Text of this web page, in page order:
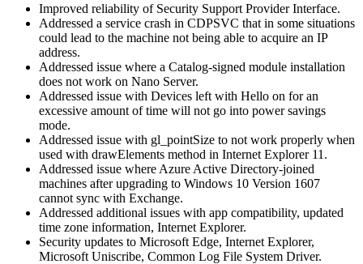
Improved reliability of Security Support Provider Interface.
Addressed a service crash in CDPSVC that in some situations
could lead to the machine not being able to acquire an IP
address.
Addressed issue where a Catalog-signed module installation
does not work on Nano Server.
Addressed issue with Devices left with Hello on for an
excessive amount of time will not go into power savings
mode.
Addressed issue with gl_pointSize to not work properly when
used with drawElements method in Internet Explorer 11.
Addressed issue where Azure Active Directory-joined
machines after upgrading to Windows 10 Version 1607
cannot sync with Exchange.
Addressed additional issues with app compatibility, updated
time zone information, Internet Explorer.
Security updates to Microsoft Edge, Internet Explorer,
Microsoft Uniscribe, Common Log File System Driver.